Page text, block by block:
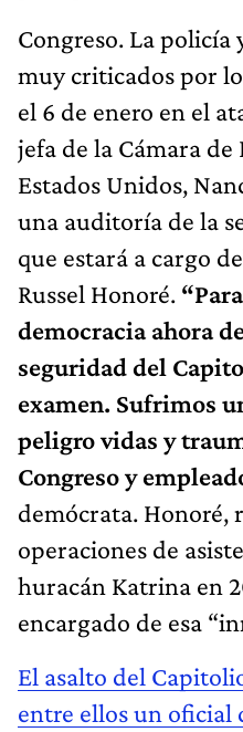
Congreso. La policía
muy criticados por
el 6 de enero en el
jefa de la Cámara de
Estados Unidos,
una auditoría de la
que estará a cargo
Russel Honoré.
democracia ahora
seguridad del
examen. Sufrimos
peligro vidas y
Congreso y
demócrata. Honoré,
operaciones de
huracán Katrina en
encargado de esa
El asalto del
entre ellos un oficial